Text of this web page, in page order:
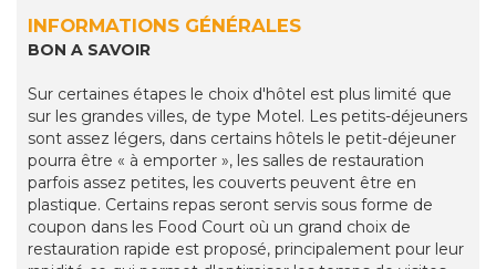
INFORMATIONS GÉNÉRALES
BON A SAVOIR
Sur certaines étapes le choix d'hôtel est plus limité que
sur les grandes villes, de type Motel. Les petits-déjeuners
sont assez légers, dans certains hôtels le petit-déjeuner
pourra être « à emporter », les salles de restauration
parfois assez petites, les couverts peuvent être en
plastique. Certains repas seront servis sous forme de
coupon dans les Food Court où un grand choix de
restauration rapide est proposé, principalement pour leur